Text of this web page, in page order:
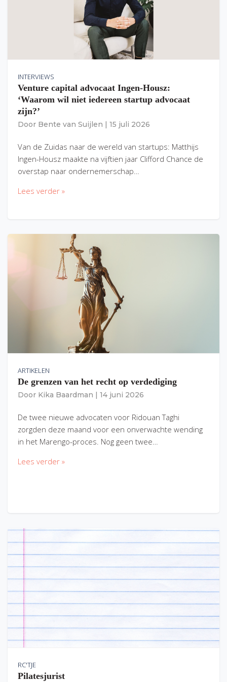
INTERVIEWS
Venture capital advocaat Ingen-Housz:
‘Waarom wil niet iedereen startup advocaat
zijn?’
Door Bente van Suijlen 15 juli 2026
Van de Zuidas naar de wereld van startups: Matthijs
Ingen-Housz maakte na vijftien jaar Clifford Chance de
overstap naar ondernemerschap…
Lees verder »
ARTIKELEN
De grenzen van het recht op verdediging
Door Kika Baardman 14 juni 2026
De twee nieuwe advocaten voor Ridouan Taghi
zorgden deze maand voor een onverwachte wending
in het Marengo-proces. Nog geen twee…
Lees verder »
RC'TJE
Pilatesjurist